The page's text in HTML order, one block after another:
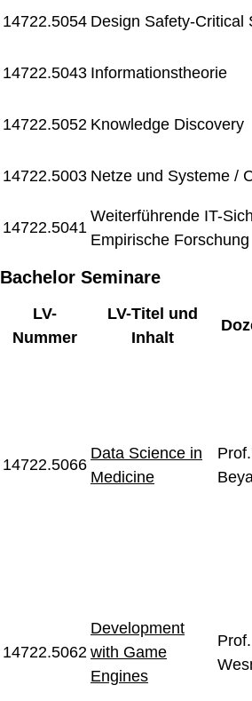
14722.5054 Design Safety-Critical
14722.5043 Informationstheorie
14722.5052 Knowledge Discovery
14722.5003 Netze und Systeme /
14722.5041
Weiterführende IT-
Empirische Forschung
Bachelor Seminare
LV-
Nummer
LV-Titel und
Inhalt
14722.5066
Data Science in
Medicine
14722.5062
Development
with Game
Engines